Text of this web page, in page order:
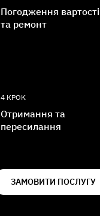
Погодження вартості
та ремонт
4 КРОК
Отримання та
пересилання
ЗАМОВИТИ ПОСЛУГУ